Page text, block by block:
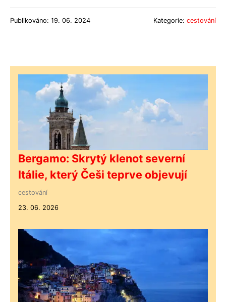
Publikováno: 19. 06. 2024 Kategorie: cestování
Bergamo: Skrytý klenot severní
Itálie, který Češi teprve objevují
cestování
23. 06. 2026